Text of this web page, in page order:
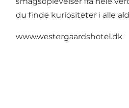
du finde kuriositeter i alle
www.westergaardshotel.dk